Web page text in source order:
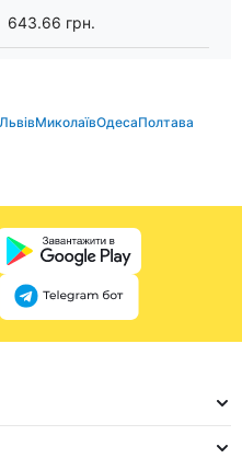
643.66 грн.
ЛьвівМиколаївОдесаПолтава